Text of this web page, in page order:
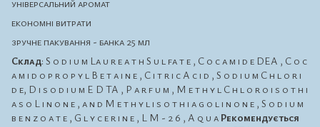
універсальний аромат
економні витрати
зручне пакування - банка 25 мл
Склад: S o d i u m La u r e a t h S u l fa t e , C o c a m i d e DEA , C o c
a m i d o p r o p y l B e t a i n e , C i t r i c A c i d , S o d i u m C h l o r i
d e, D i s o d i u m E D TA , P a r f u m , M e t h y l C h l o r o i s o t h i
a s o L i n o n e , a n d M e t h y l i s o t h i a g o l i n o n e , S o d i u m
b e n z o a t e , G l y c e r i n e , L M - 2 6 , A q u a Рекомендується